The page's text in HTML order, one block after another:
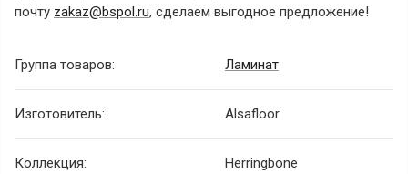
почту zakaz@bspol.ru, сделаем выгодное предложение!
Группа товаров: Ламинат
Изготовитель: Alsafloor
Коллекция: Herringbone